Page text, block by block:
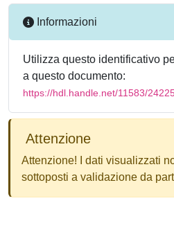
Informazioni
Utilizza questo identificativo
a questo documento:
https://hdl.handle.net/11583/
Attenzione
Attenzione! I dati visualizzati
sottoposti a validazione da